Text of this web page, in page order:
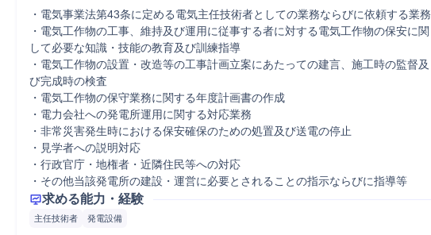
・電気事業法第43条に定める電気主任技術者としての業務ならびに依頼する業務
・電気工作物の工事、維持及び運用に従事する者に対する電気工作物の保安に関
して必要な知識・技能の教育及び訓練指導
・電気工作物の設置・改造等の工事計画立案にあたっての建言、施工時の監督及
び完成時の検査
・電気工作物の保守業務に関する年度計画書の作成
・電力会社への発電所運用に関する対応業務
・非常災害発生時における保安確保のための処置及び送電の停止
・見学者への説明対応
・行政官庁・地権者・近隣住民等への対応
・その他当該発電所の建設・運営に必要とされることの指示ならびに指導等
求める能力・経験
主任技術者 発電設備